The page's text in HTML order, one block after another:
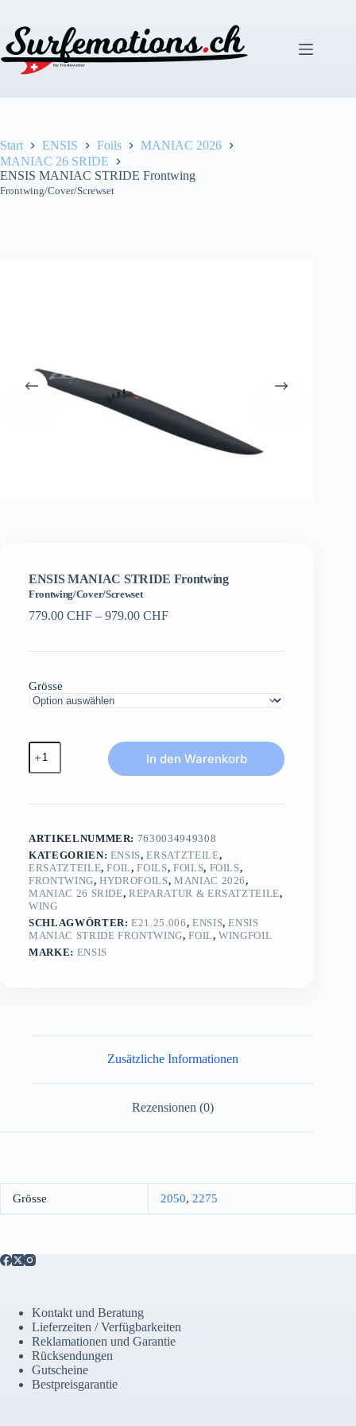
springen
Start ENSIS Foils
MANIAC 2026
MANIAC 26 SRIDE
ENSIS MANIAC STRIDE Frontwing
Frontwing/Cover/Screwset
ENSIS MANIAC STRIDE Frontwing
Frontwing/Cover/Screwset
779.00 CHF – 979.00 CHFPreisspanne:
Grösse
ENSIS
MANIAC
STRIDE
Menge
In den Warenkorb
ARTIKELNUMMER: 7630034949308
KATEGORIEN: ENSIS,ERSATZTEILE,
ERSATZTEILE,FOIL,FOILS, FOILS, FOILS,
FRONTWING,HYDROFOILS, MANIAC 2026,
MANIAC 26 SRIDE,REPARATUR & ERSATZTEILE,
WING
SCHLAGWÖRTER:E21.25.006, ENSIS,ENSIS
MANIAC STRIDE FRONTWING,FOIL,WINGFOIL
MARKE: ENSIS
Zusätzliche Informationen
Rezensionen (0)
Grösse 2050, 2275
Kontakt und Beratung
Lieferzeiten / Verfügbarkeiten
Reklamationen und Garantie
Rücksendungen
Gutscheine
Bestpreisgarantie